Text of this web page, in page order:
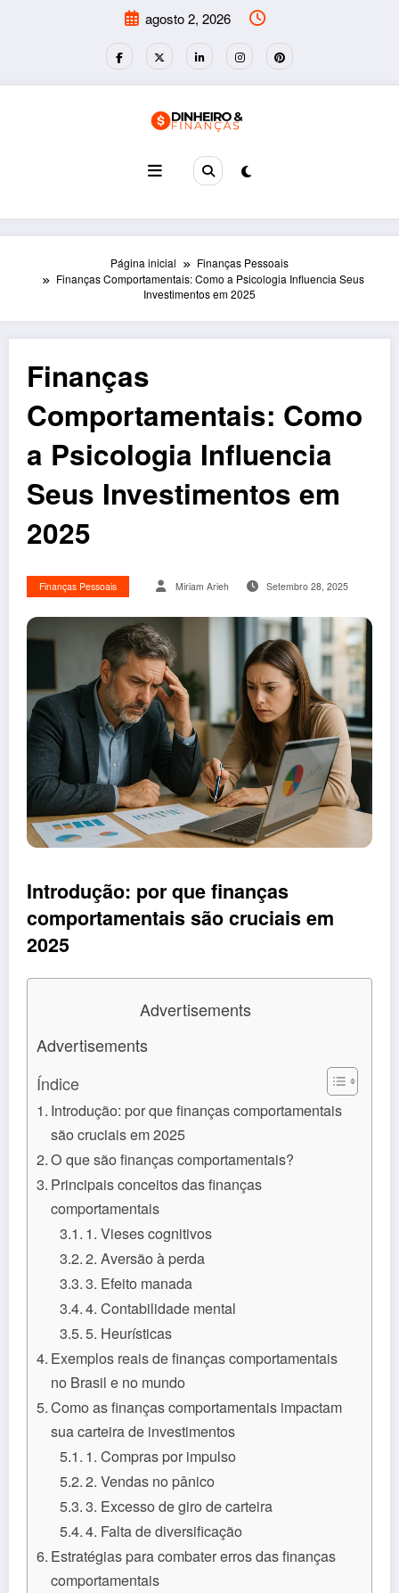
agosto 2, 2026
Página inicial
Finanças Pessoais
Finanças Comportamentais: Como a Psicologia Influencia Seus
Investimentos em 2025
Finanças
Comportamentais: Como
a Psicologia Influencia
Seus Investimentos em
2025
Finanças Pessoais Miriam Arieh Setembro 28, 2025
Introdução: por que finanças
comportamentais são cruciais em
2025
Advertisements
Advertisements
Índice
Introdução: por que finanças comportamentais
são cruciais em 2025
O que são finanças comportamentais?
Principais conceitos das finanças
comportamentais
1. Vieses cognitivos
2. Aversão à perda
3. Efeito manada
4. Contabilidade mental
5. Heurísticas
Exemplos reais de finanças comportamentais
no Brasil e no mundo
Como as finanças comportamentais impactam
sua carteira de investimentos
1. Compras por impulso
2. Vendas no pânico
3. Excesso de giro de carteira
4. Falta de diversificação
Estratégias para combater erros das finanças
comportamentais